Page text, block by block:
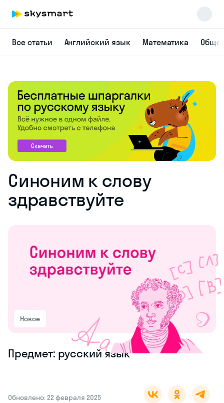
Все статьи Английский язык Математика
Синоним к слову
здравствуйте
Новое
Предмет: русский язык
Обновлено: 22 февраля 2025